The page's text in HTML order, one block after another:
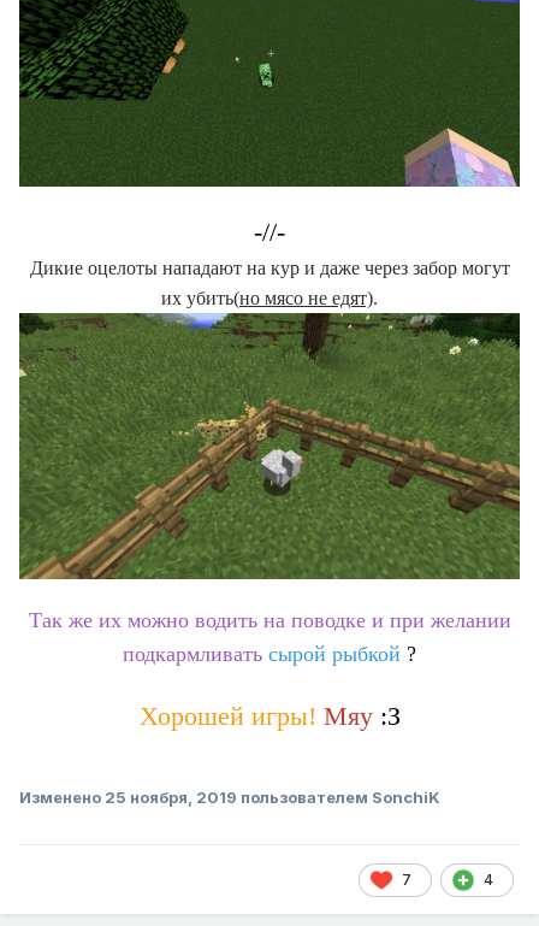
-//-
Дикие оцелоты нападают на кур и даже через забор могут
их убить(но мясо не едят).
Так же их можно водить на поводке и при желании
подкармливать сырой рыбкой ?
Хорошей игры! Мяу :З
Изменено 25 ноября, 2019 пользователем SonchiK
7 4